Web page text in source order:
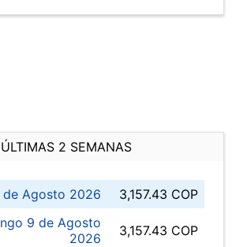
ÚLTIMAS 2 SEMANAS
de Agosto 2026
3,157.43 COP
9 de Agosto
2026
3,157.43 COP